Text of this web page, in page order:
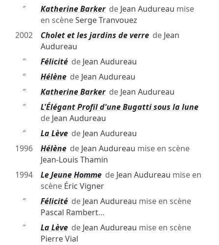
″
Katherine Barkerde Jean Audureau mise
en scèneSerge Tranvouez
2002
Cholet et les jardins de verrede Jean
Audureau
″
Félicitéde Jean Audureau
″
Hélènede Jean Audureau
″
Katherine Barkerde Jean Audureau
″
L'Élégant Profil d'une Bugatti sous la lune
de Jean Audureau
″
La Lèvede Jean Audureau
1996
Hélènede Jean Audureau mise en scène
Jean-Louis Thamin
1994
Le Jeune Hommede Jean Audureau mise en
scène Éric Vigner
″
Félicitéde Jean Audureau mise en scène
Pascal Rambert…
″
La Lèvede Jean Audureau mise en scène
Pierre Vial